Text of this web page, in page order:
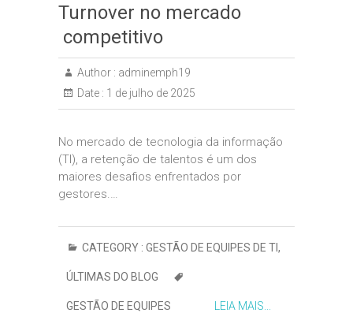
Turnover no mercado
competitivo
Author : adminemph19
Date : 1 de julho de 2025
No mercado de tecnologia da informação
(TI), a retenção de talentos é um dos
maiores desafios enfrentados por
gestores.…
CATEGORY : GESTÃO DE EQUIPES DE TI,
ÚLTIMAS DO BLOG
GESTÃO DE EQUIPES LEIA MAIS...